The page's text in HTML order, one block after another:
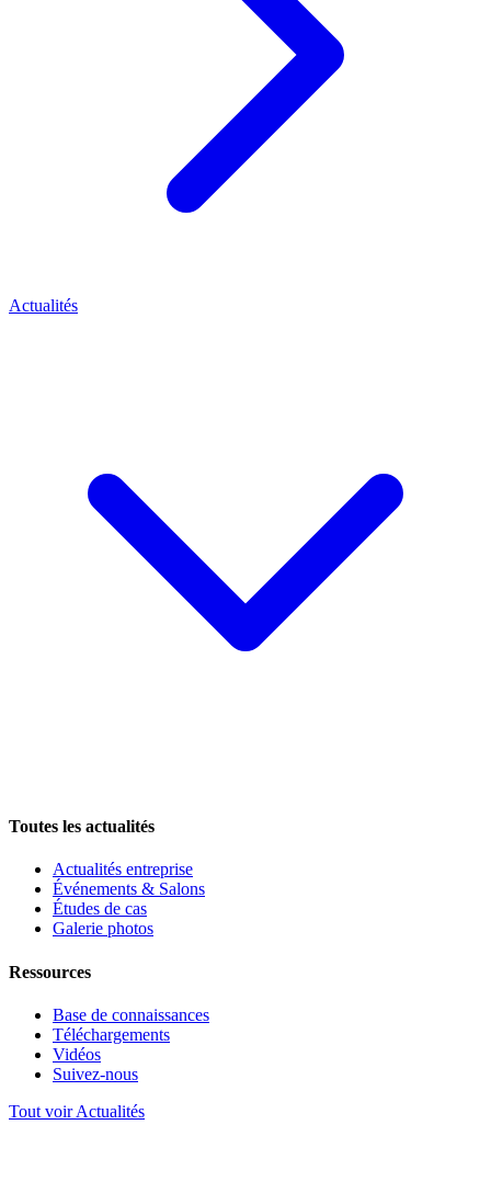
Actualités
Toutes les actualités
Actualités entreprise
Événements & Salons
Études de cas
Galerie photos
Ressources
Base de connaissances
Téléchargements
Vidéos
Suivez-nous
Tout voir Actualités